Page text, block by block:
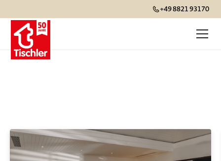
+49 8821 93170